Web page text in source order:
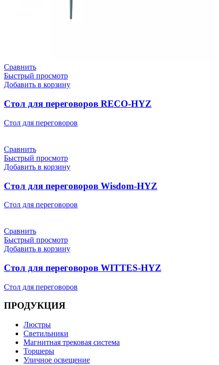
Сравнить
Быстрый просмотр
Добавить в корзину
Стол для переговоров RECO-HYZ
Стол для переговоров
Сравнить
Быстрый просмотр
Добавить в корзину
Стол для переговоров Wisdom-HYZ
Стол для переговоров
Сравнить
Быстрый просмотр
Добавить в корзину
Стол для переговоров WITTES-HYZ
Стол для переговоров
ПРОДУКЦИЯ
Люстры
Светильники
Магнитная трековая система
Торшеры
Уличное освещение